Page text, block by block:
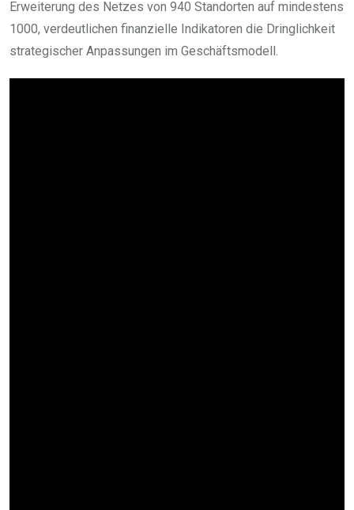
Erweiterung des Netzes von 940 Standorten auf mindestens
1000, verdeutlichen finanzielle Indikatoren die Dringlichkeit
strategischer Anpassungen im Geschäftsmodell.